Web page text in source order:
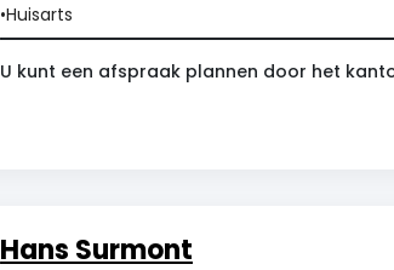
Huisarts
U kunt een afspraak plannen door het
Hans Surmont